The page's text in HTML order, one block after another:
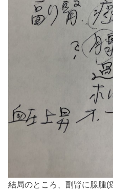
結局のところ、副腎に腺腫(